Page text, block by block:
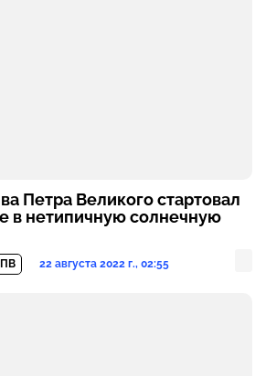
Петра Великого стартовал
в нетипичную солнечную
22 августа 2022 г., 02:55